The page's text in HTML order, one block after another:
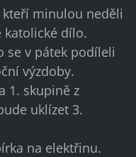
minulou neděli
katolické dílo.
se v pátek podíleli
výzdoby.
1. skupině z
uklízet 3.
na elektřinu.